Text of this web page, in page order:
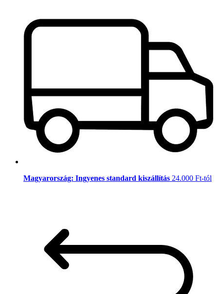
Magyarország: Ingyenes standard kiszállítás 24.000 Ft-tól